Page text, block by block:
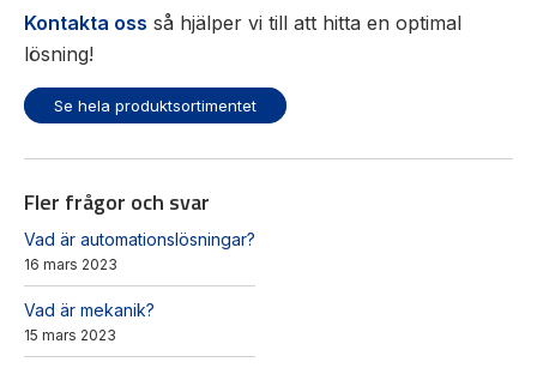
Kontakta oss så hjälper vi till att hitta en optimal
lösning!
Se hela produktsortimentet
Fler frågor och svar
Vad är automationslösningar?
16 mars 2023
Vad är mekanik?
15 mars 2023